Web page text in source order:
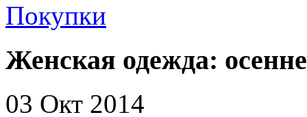
Покупки
Женская одежда:
03 Окт 2014